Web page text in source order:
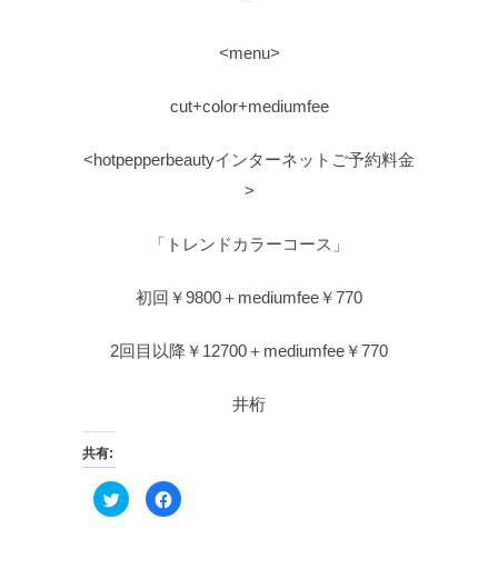
<menu>
cut+color+mediumfee
<hotpepperbeautyインターネットご予約料金
>
「トレンドカラーコース」
初回￥9800＋mediumfee￥770
2回目以降￥12700＋mediumfee￥770
井桁
共有:
ク
リ
F
a